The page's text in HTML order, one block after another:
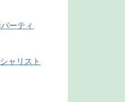
ーティ
ャリスト